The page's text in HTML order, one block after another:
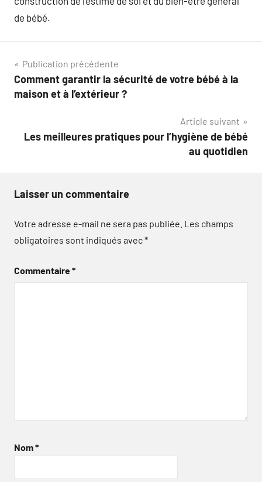
de bébé.
Navigation
de
Publication précédente
Comment garantir la sécurité de votre bébé à la
maison et à l’extérieur ?
Article suivant
Les meilleures pratiques pour l’hygiène de bébé
au quotidien
Laisser un commentaire
Votre adresse e-mail ne sera pas publiée. Les champs
obligatoires sont indiqués avec*
Commentaire*
Nom*